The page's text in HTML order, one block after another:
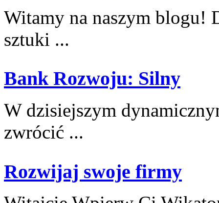
Witamy na naszym blogu!
sztuki ...
Bank Rozwoju: Silny
W dzisiejszym
zwrócić ...
Rozwijaj swoje firmy